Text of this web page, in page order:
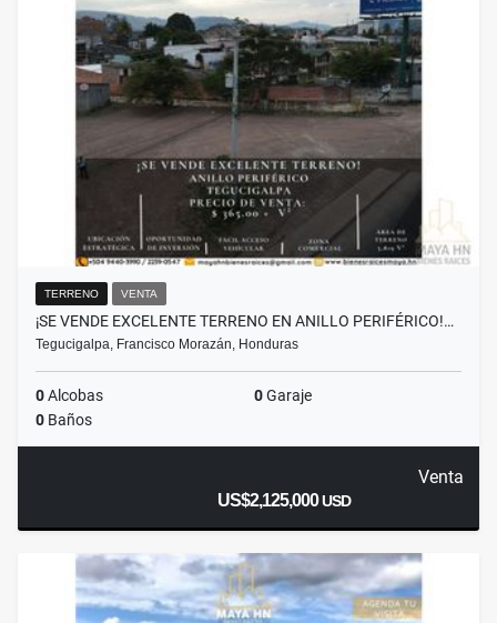
TERRENO VENTA
¡SE VENDE EXCELENTE TERRENO EN ANILLO PERIFÉRICO!…
Tegucigalpa, Francisco Morazán, Honduras
0Alcobas 0Garaje
0 Baños
Venta
US$2,125,000USD